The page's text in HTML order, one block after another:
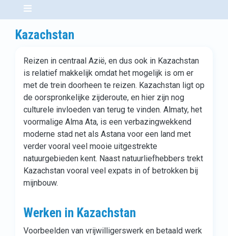
Kazachstan
Reizen in centraal Azië, en dus ook in Kazachstan
is relatief makkelijk omdat het mogelijk is om er
met de trein doorheen te reizen. Kazachstan ligt op
de oorspronkelijke zijderoute, en hier zijn nog
culturele invloeden van terug te vinden. Almaty, het
voormalige Alma Ata, is een verbazingwekkend
moderne stad net als Astana voor een land met
verder vooral veel mooie uitgestrekte
natuurgebieden kent. Naast natuurliefhebbers trekt
Kazachstan vooral veel expats in of betrokken bij
mijnbouw.
Werken in Kazachstan
Voorbeelden van vrijwilligerswerk en betaald werk